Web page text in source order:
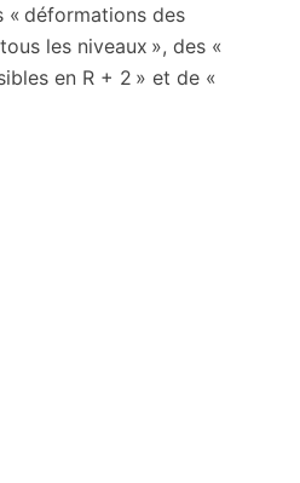
« déformations des
les niveaux », des «
en R + 2 » et de «